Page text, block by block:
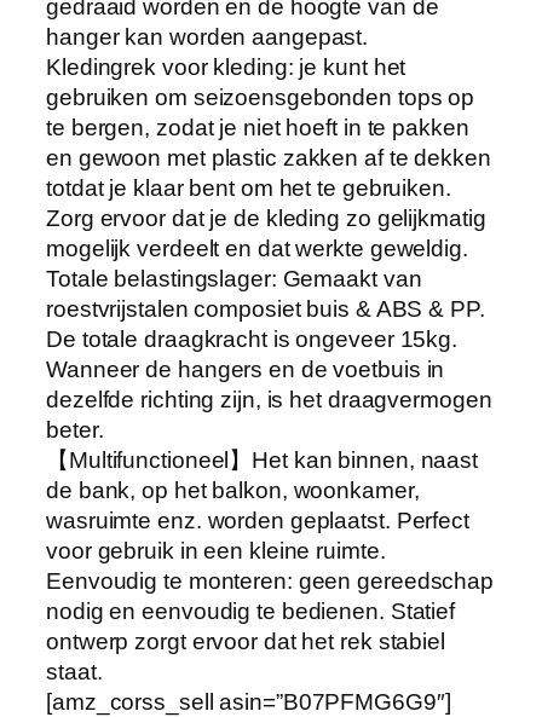
l
a
g
P
l
a
n
k
S
t
a
n
d
D
a
a
g
b
a
r
e
…
gedraaid worden en de hoogte van de
hanger kan worden aangepast.
Kledingrek voor kleding: je kunt het
gebruiken om seizoensgebonden tops op
te bergen, zodat je niet hoeft in te pakken
en gewoon met plastic zakken af te dekken
totdat je klaar bent om het te gebruiken.
Zorg ervoor dat je de kleding zo gelijkmatig
mogelijk verdeelt en dat werkte geweldig.
Totale belastingslager: Gemaakt van
roestvrijstalen composiet buis & ABS & PP.
De totale draagkracht is ongeveer 15kg.
Wanneer de hangers en de voetbuis in
dezelfde richting zijn, is het draagvermogen
beter.
【Multifunctioneel】Het kan binnen, naast
de bank, op het balkon, woonkamer,
wasruimte enz. worden geplaatst. Perfect
voor gebruik in een kleine ruimte.
Eenvoudig te monteren: geen gereedschap
nodig en eenvoudig te bedienen. Statief
ontwerp zorgt ervoor dat het rek stabiel
staat.
[amz_corss_sell asin=”B07PFMG6G9″]